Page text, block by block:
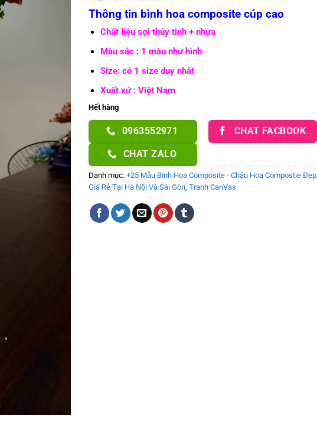
Thông tin bình hoa composite cúp cao
Chất liệu sợi thủy tinh + nhựa
Màu sắc : 1 màu như hình
Size: có 1 size duy nhất
Xuất xứ : Việt Nam
Hết hàng
0963552971 CHAT FACBOOK
CHAT ZALO
Danh mục: +25 Mẫu Bình Hoa Composite - Chậu Hoa Compostie Đẹp
Giá Rẻ Tại Hà Nội Và Sài Gòn Tranh CanVas